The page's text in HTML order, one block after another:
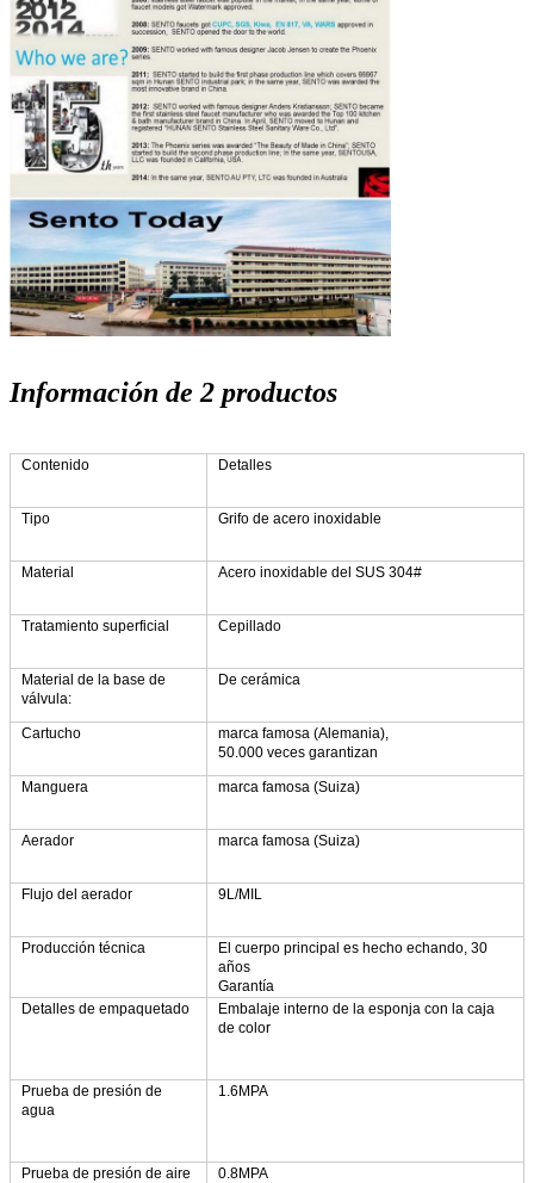
Información de 2 productos
Contenido Detalles
Tipo Grifo de acero inoxidable
Material Acero inoxidable del SUS 304#
Tratamiento superficial Cepillado
Material de la base de
válvula:
De cerámica
Cartucho
marca famosa (Alemania),
50.000 veces garantizan
Manguera marca famosa (Suiza)
Aerador marca famosa (Suiza)
Flujo del aerador 9L/MIL
Producción técnica
El cuerpo principal es hecho echando, 30
años
Garantía
Detalles de empaquetado
Embalaje interno de la esponja con la caja
de color
Prueba de presión de
agua
1.6MPA
Prueba de presión de aire 0.8MPA